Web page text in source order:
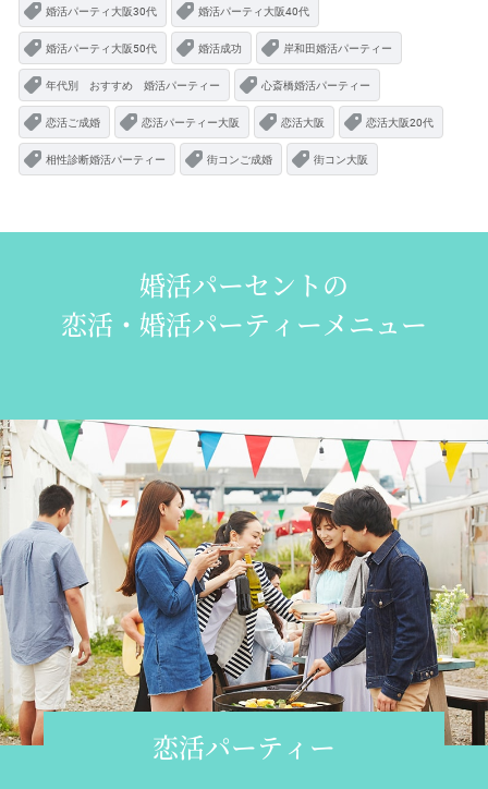
婚活パーティ大阪30代 婚活パーティ大阪40代
婚活パーティ大阪50代 婚活成功 岸和田婚活パーティー
年代別 おすすめ 婚活パーティー 心斎橋婚活パーティー
恋活ご成婚 恋活パーティー大阪 恋活大阪 恋活大阪20代
相性診断婚活パーティー 街コンご成婚 街コン大阪
婚活パーセントの
恋活・婚活パーティーメニュー
恋活パーティー